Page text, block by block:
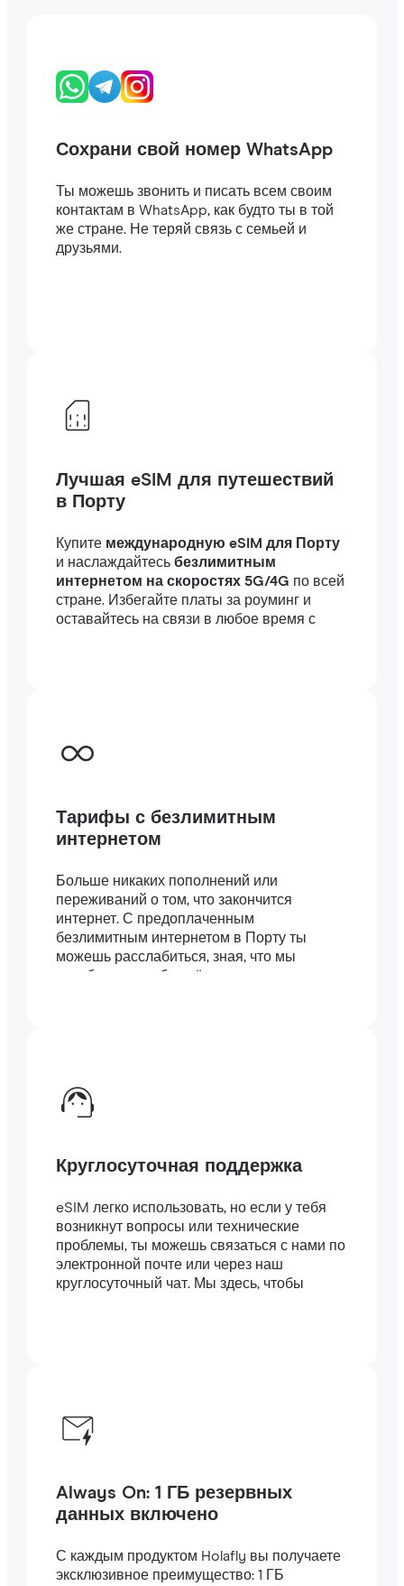
Сохрани свой номер WhatsApp
Ты можешь звонить и писать всем своим
контактам в WhatsApp, как будто ты в той
же стране. Не теряй связь с семьей и
друзьями.
Лучшая eSIM для путешествий
в Порту
Купите международную eSIM для Порту
и наслаждайтесь безлимитным
интернетом на скоростях 5G/4G по всей
стране. Избегайте платы за роуминг и
оставайтесь на связи в любое время с
Тарифы с безлимитным
интернетом
Больше никаких пополнений или
переживаний о том, что закончится
интернет. С предоплаченным
безлимитным интернетом в Порту ты
можешь расслабиться, зная, что мы
позаботились обо всём.
Круглосуточная поддержка
eSIM легко использовать, но если у тебя
возникнут вопросы или технические
проблемы, ты можешь связаться с нами по
электронной почте или через наш
круглосуточный чат. Мы здесь, чтобы
Always On: 1 ГБ резервных
данных включено
С каждым продуктом Holafly вы получаете
эксклюзивное преимущество: 1 ГБ